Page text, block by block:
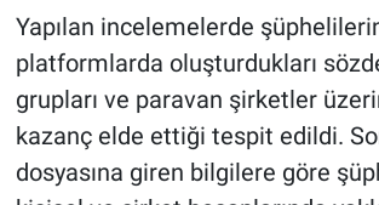
Yapılan incelemelerde
platformlarda oluşturdukları
grupları ve paravan şirketler
kazanç elde ettiği tespit edildi.
dosyasına giren bilgilere göre